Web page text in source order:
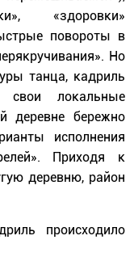
«здоровки»
повороты в
Но
танца, кадриль
свои локальные
деревне бережно
исполнения
Приходя к
деревню, район
происходило